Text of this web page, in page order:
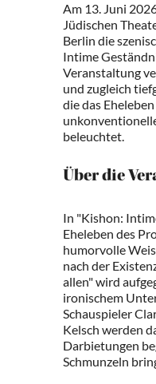
Am 13. Juni
Jüdischen
Berlin die
Intime
Veranstaltung
und zugleich
die das
beleuchtet.
Über die
In "Kishon:
Eheleben des
humorvolle
nach der
allen" wird
ironischem
Schauspieler
Kelsch werden
Darbietungen
Schmunzeln